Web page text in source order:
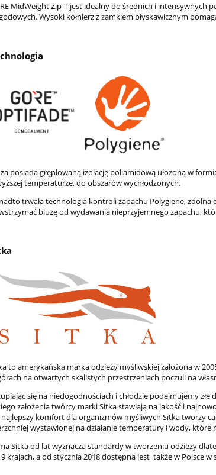
MidWeight Zip-T jest idealny do średnich i
Wysoki kołnierz z zamkiem błyskawicznym
posiada gręplowaną izolację poliamidową ułożoną w
temperaturze, do obszarów wychłodzonych.
trwała technologia kontroli zapachu Polygiene,
bluzę od wydawania nieprzyjemnego zapachu,
to amerykańska marka odzieży myśliwskiej założona w
na otwartych skalistych przestrzeniach poczuli na
się na niedogodnościach i chłodzie podejmujemy
założenia twórcy marki Sitka stawiają na jakość i
najlepszy komfort dla organizmów myśliwych Sitka tworzy
wystawionej na działanie temperatury i wody,
Sitka od lat wyznacza standardy w tworzeniu odzieży
krajach, a od stycznia 2018 dostępna jest także w Polsce w